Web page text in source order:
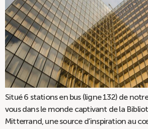
Situé 6 stations en bus (ligne 132) de
vous dans le monde captivant de la
Mitterrand, une source d’inspiration au